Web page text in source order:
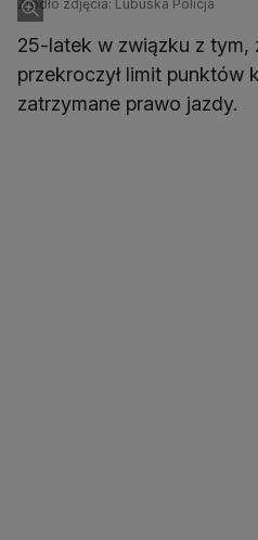
Źródło zdjęcia: Lubuska Policja
25-latek w związku z tym,
przekroczył limit punktów
zatrzymane prawo jazdy.